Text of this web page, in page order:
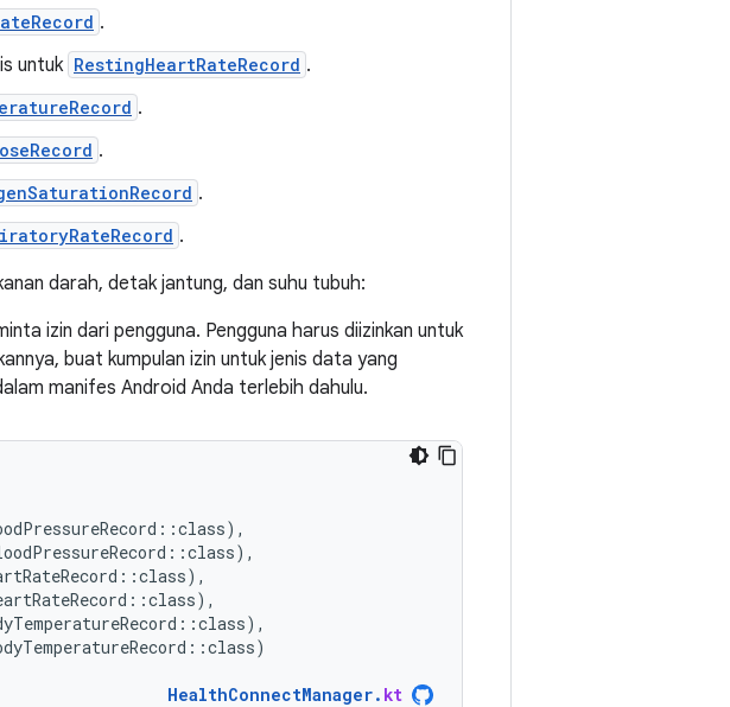
.
untuk RestingHeartRateRecord .
.
.
.
.
darah, detak jantung, dan suhu tubuh:
izin dari pengguna. Pengguna harus diizinkan untuk
buat kumpulan izin untuk jenis data yang
manifes Android Anda terlebih dahulu.
::class),
::class),
::class),
::class),
::class),
::class)
HealthConnectManager. kt